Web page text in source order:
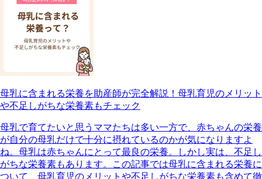
母乳に含まれる栄養を助産師が完全解説！母乳育児のメリット
や不足しがちな栄養素もチェック
母乳で育てたいと思うママたちは多い一方で、赤ちゃんの栄養
が自分の母乳だけで十分に摂れているのかが気になりますよ
ね。母乳は赤ちゃんにとって最良の栄養。しかし実は、不足し
がちな栄養素もあります。この記事では母乳に含まれる栄養に
ついて、母乳育児のメリットや不足しがちな栄養素も含めて徹